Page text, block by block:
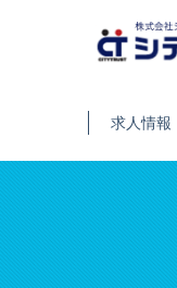
求人情報